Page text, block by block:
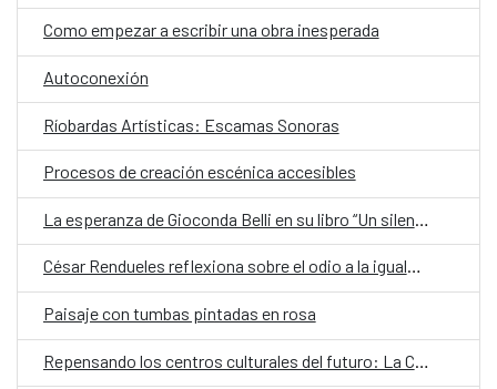
Como empezar a escribir una obra inesperada
Autoconexión
Ríobardas Artísticas: Escamas Sonoras
Procesos de creación escénica accesibles
La esperanza de Gioconda Belli en su libro “Un silencio lleno de murmullos”
César Rendueles reflexiona sobre el odio a la igualdad
Paisaje con tumbas pintadas en rosa